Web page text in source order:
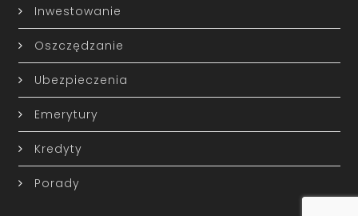
Inwestowanie
Oszczędzanie
Ubezpieczenia
Emerytury
Kredyty
Porady